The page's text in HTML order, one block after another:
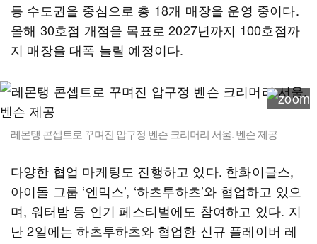
등 수도권을 중심으로 총 18개 매장을 운영 중이다.
올해 30호점 개점을 목표로 2027년까지 100호점까
지 매장을 대폭 늘릴 예정이다.
레몬탱 콘셉트로 꾸며진 압구정 벤슨 크리머리 서울. 벤슨 제공
다양한 협업 마케팅도 진행하고 있다. 한화이글스,
아이돌 그룹 ‘엔믹스’, ‘하츠투하츠’와 협업하고 있으
며, 워터밤 등 인기 페스티벌에도 참여하고 있다. 지
난 2일에는 하츠투하츠와 협업한 신규 플레이버 레